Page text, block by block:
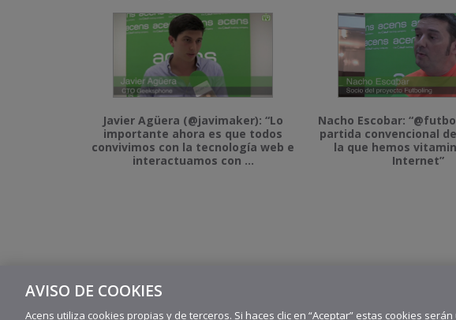
Javier Agüera (@javimaker): “Lo
importante ahora es que todos
convivimos con la tecnología web e
interactuamos con ...
Nacho Escobar:
partida convencional
la que hemos
Internet”
AVISO DE COOKIES
Acens utiliza cookies propias y de terceros. Si haces clic en “Aceptar” estas cookies